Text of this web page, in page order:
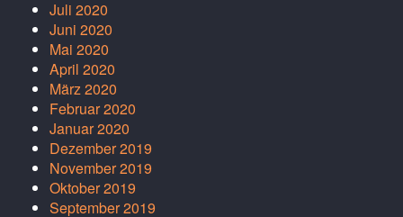
Juli 2020
Juni 2020
Mai 2020
April 2020
März 2020
Februar 2020
Januar 2020
Dezember 2019
November 2019
Oktober 2019
September 2019